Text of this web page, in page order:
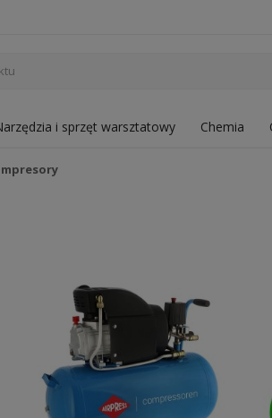
i sprzęt warsztatowy Chemia